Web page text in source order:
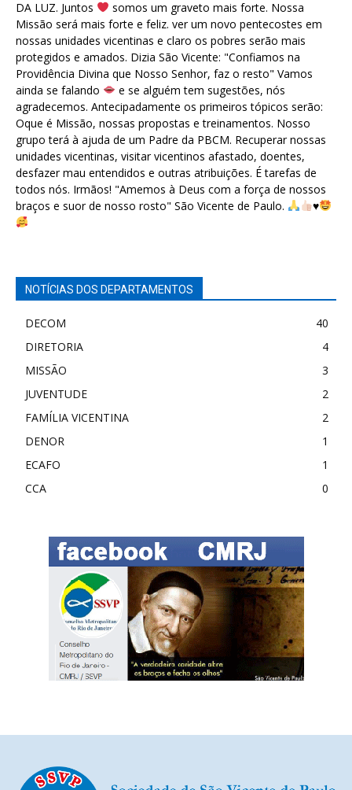
DA LUZ. Juntos
somos um graveto mais forte. Nossa
Missão será mais forte e feliz. ver um novo pentecostes em
nossas unidades vicentinas e claro os pobres serão mais
protegidos e amados. Dizia São Vicente: "Confiamos na
Providência Divina que Nosso Senhor, faz o resto" Vamos
ainda se falando
e se alguém tem sugestões, nós
agradecemos. Antecipadamente os primeiros tópicos serão:
Oque é Missão, nossas propostas e treinamentos. Nosso
grupo terá à ajuda de um Padre da PBCM. Recuperar nossas
unidades vicentinas, visitar vicentinos afastado, doentes,
desfazer mau entendidos e outras atribuições. É tarefas de
todos nós. Irmãos! "Amemos à Deus com a força de nossos
braços e suor de nosso rosto" São Vicente de Paulo.
♥️
NOTÍCIAS DOS DEPARTAMENTOS
DECOM
40
DIRETORIA
4
MISSÃO
3
JUVENTUDE
2
FAMÍLIA VICENTINA
2
DENOR
1
ECAFO
1
CCA
0